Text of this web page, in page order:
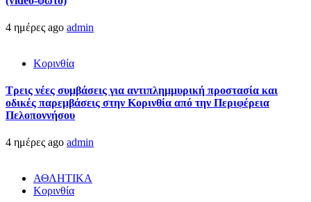
4 ημέρες ago admin
Κορινθία
Τρεις νέες συμβάσεις για αντιπλημμυρική προστασία και
οδικές παρεμβάσεις στην Κορινθία από την Περιφέρεια
Πελοποννήσου
4 ημέρες ago admin
ΑΘΛΗΤΙΚΑ
Κορινθία